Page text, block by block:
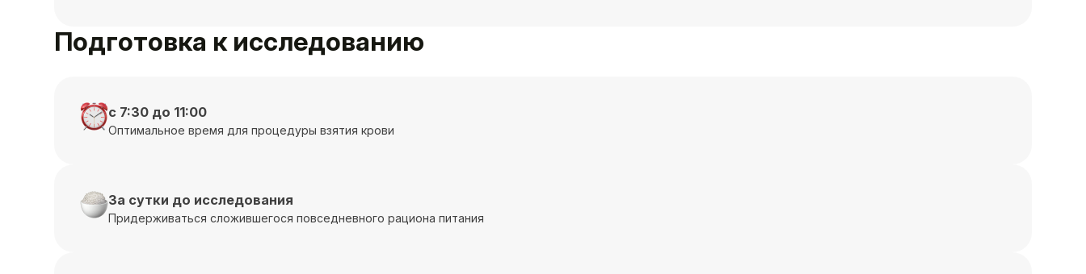
Подготовка к исследованию
с 7:30 до 11:00
Оптимальное время для процедуры взятия крови
За сутки до исследования
Придерживаться сложившегося повседневного рациона питания